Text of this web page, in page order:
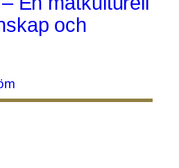
och